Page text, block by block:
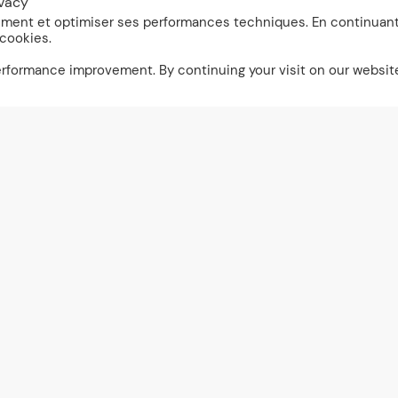
et optimiser ses performances techniques. En
improvement. By continuing your visit on our